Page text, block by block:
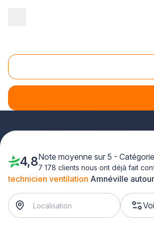
Technicien ventilation Amnéville
Vous recherchez un professionnel de la
vous pour tous vos projets
du réseau interviennent rapidement dans
technicien ventilation Amnéville
4,8Note moyenne sur 5 - Catégorie
7 178 clients nous ont déjà fait